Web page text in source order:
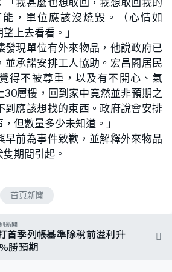
，單位應該沒燒毀。（心情如
上去看看。」
發現單位有外來物品，他說政府已
並承諾安排工人協助。宏昌閣居民
得不被尊重，以及有不開心、氣
30層樓，回到家中竟然並非預期之
到應該想找的東西。政府說會安排
但數量多少未知道。」
早前為事件致歉，並解釋外來物品
期間引起。
首頁新聞
新聞
首季列帳基準除稅前溢利升
勝預期